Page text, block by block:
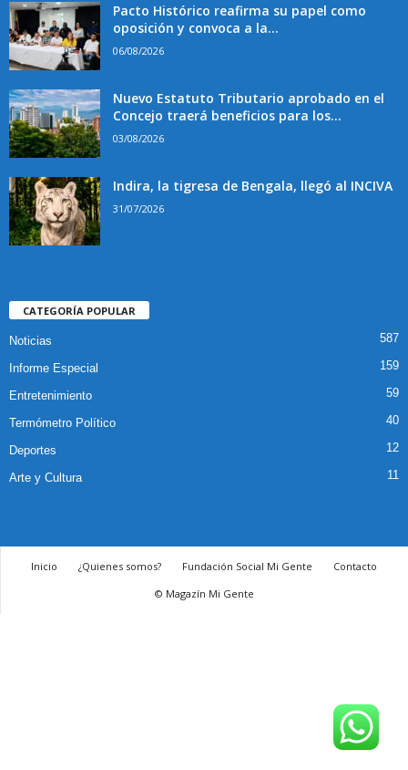
Pacto Histórico reafirma su papel como
oposición y convoca a la...
06/08/2026
Nuevo Estatuto Tributario aprobado en el
Concejo traerá beneficios para los...
03/08/2026
Indira, la tigresa de Bengala, llegó al INCIVA
31/07/2026
CATEGORÍA POPULAR
Noticias 587
Informe Especial 159
Entretenimiento 59
Termómetro Político 40
Deportes 12
Arte y Cultura 11
Inicio ¿Quienes somos? Fundación Social Mi Gente
Contacto
© Magazín Mi Gente